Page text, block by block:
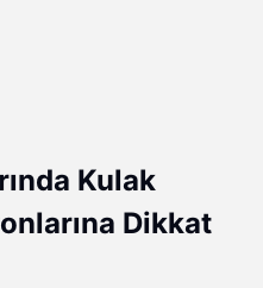
Kulak
Dikkat